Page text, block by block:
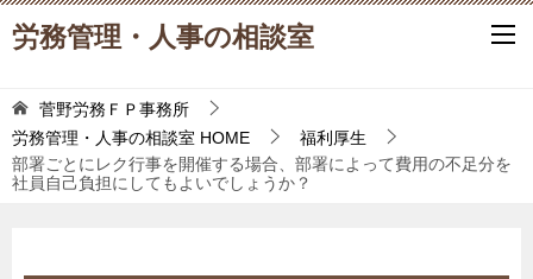
労務管理・人事の相談室
菅野労務ＦＰ事務所
労務管理・人事の相談室 HOME
福利厚生
部署ごとにレク行事を開催する場合、部署によって費用の不足分を
社員自己負担にしてもよいでしょうか？